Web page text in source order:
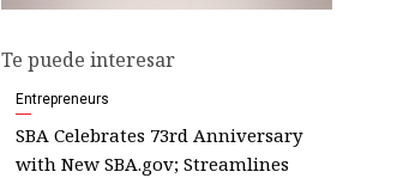
Te puede interesar
Entrepreneurs
SBA Celebrates 73rd Anniversary
with New SBA.gov; Streamlines